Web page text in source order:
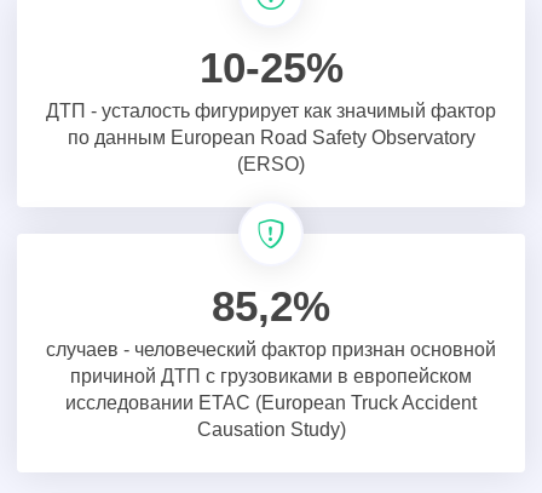
10-25%
ДТП - усталость фигурирует как значимый фактор
по данным European Road Safety Observatory
(ERSO)
85,2%
случаев - человеческий фактор признан основной
причиной ДТП с грузовиками в европейском
исследовании ETAC (European Truck Accident
Causation Study)